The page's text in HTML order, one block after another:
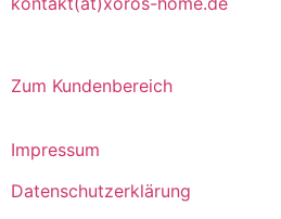
Zum Kundenbereich
Impressum
Datenschutzerklärung